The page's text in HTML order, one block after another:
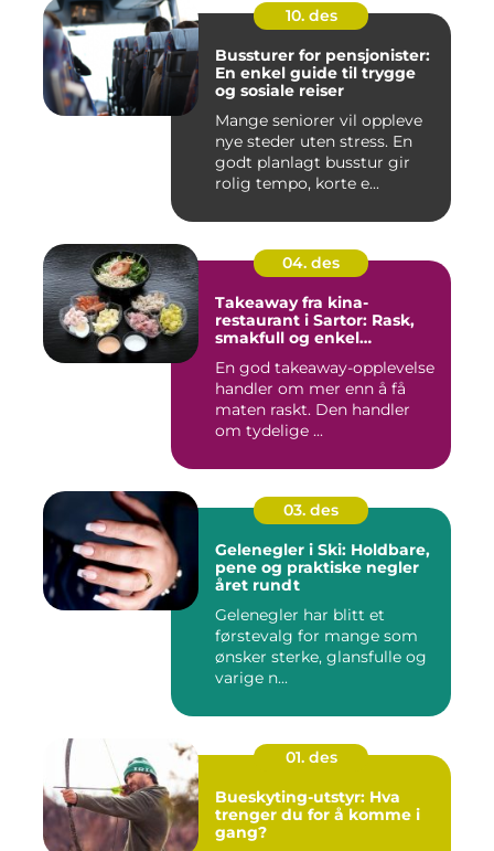
10. des
Bussturer for pensjonister:
En enkel guide til trygge
og sosiale reiser
Mange seniorer vil oppleve
nye steder uten stress. En
godt planlagt busstur gir
rolig tempo, korte e...
04. des
Takeaway fra kina-
restaurant i Sartor: Rask,
smakfull og enkel
En god takeaway-opplevelse
handler om mer enn å få
maten raskt. Den handler
om tydelige ...
03. des
Gelenegler i Ski: Holdbare,
pene og praktiske negler
året rundt
Gelenegler har blitt et
førstevalg for mange som
ønsker sterke, glansfulle og
varige n...
01. des
Bueskyting-utstyr: Hva
trenger du for å komme i
gang?